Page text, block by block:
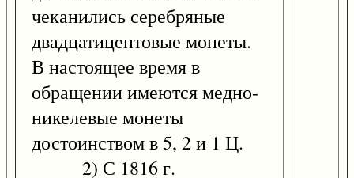
чеканились серебряные
двадцатицентовые монеты.
В настоящее время в
обращении имеются медно-
никелевые монеты
достоинством в 5, 2 и 1 Ц.
2) С 1816 г.